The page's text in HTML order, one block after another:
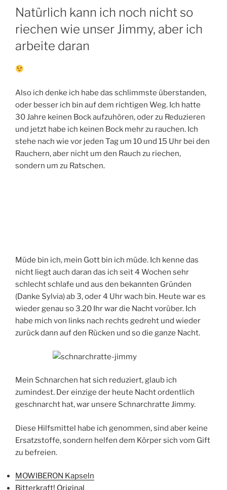
Natürlich kann ich noch nicht so
riechen wie unser Jimmy, aber ich
arbeite daran
Also ich denke ich habe das schlimmste überstanden,
oder besser ich bin auf dem richtigen Weg. Ich hatte
30 Jahre keinen Bock aufzuhören, oder zu Reduzieren
und jetzt habe ich keinen Bock mehr zu rauchen. Ich
stehe nach wie vor jeden Tag um 10 und 15 Uhr bei den
Rauchern, aber nicht um den Rauch zu riechen,
sondern um zu Ratschen.
Müde bin ich, mein Gott bin ich müde. Ich kenne das
nicht liegt auch daran das ich seit 4 Wochen sehr
schlecht schlafe und aus den bekannten Gründen
(Danke Sylvia) ab 3, oder 4 Uhr wach bin. Heute war es
wieder genau so 3.20 Ihr war die Nacht vorüber. Ich
habe mich von links nach rechts gedreht und wieder
zurück dann auf den Rücken und so die ganze Nacht.
Mein Schnarchen hat sich reduziert, glaub ich
zumindest. Der einzige der heute Nacht ordentlich
geschnarcht hat, war unsere Schnarchratte Jimmy.
Diese Hilfsmittel habe ich genommen, sind aber keine
Ersatzstoffe, sondern helfen dem Körper sich vom Gift
zu befreien.
MOWIBERON Kapseln
Bitterkraft! Original